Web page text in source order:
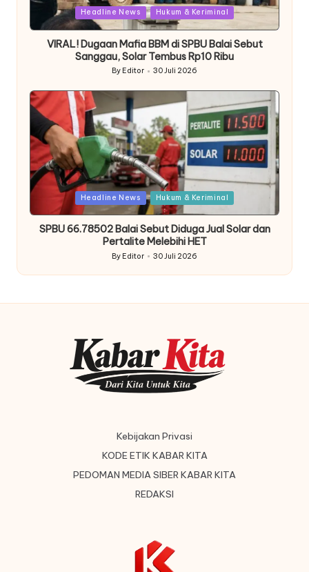
Posted
in
Headline News Hukum & Keriminal
VIRAL! Dugaan Mafia BBM di SPBU Balai Sebut
Sanggau, Solar Tembus Rp10 Ribu
Posted
by
By Editor 30 Juli 2026
Posted
Headline News Hukum & Keriminal
SPBU 66.78502 Balai Sebut Diduga Jual Solar dan
Pertalite Melebihi HET
Posted
by
By Editor 30 Juli 2026
Kebijakan Privasi
KODE ETIK KABAR KITA
PEDOMAN MEDIA SIBER KABAR KITA
REDAKSI